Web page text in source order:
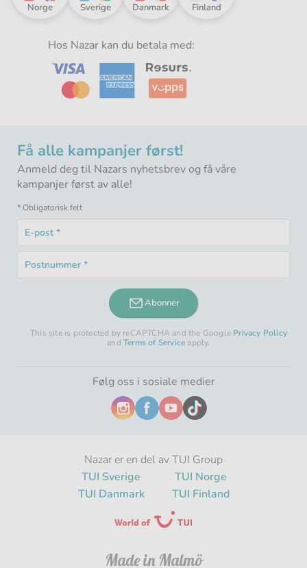
Nazar
-
Sverige
Nazar
-
Danmark
Nazar
-
Finland
Nazar
Norge
Nazar er en del av TUI Group
TUI Sverige
TUI Norge
TUI Danmark
TUI Finland
Hos Nazar kan du betala med:
Made in Malmö
Få alle kampanjer først!
Anmeld deg til Nazars nyhetsbrev og få våre
kampanjer først av alle!
* Obligatorisk felt
E-
post
felt
Postnummer
Obligatorisk
Abonner
This site is protected by reCAPTCHA and the Google Privacy Policy
andTerms of Service apply.
Følg oss i sosiale medier